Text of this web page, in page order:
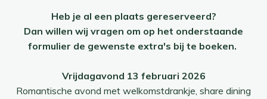
Heb je al een plaats gereserveerd?
Dan willen wij vragen om op het onderstaande
formulier de gewenste extra's bij te boeken.
Vrijdagavond 13 februari 2026
Romantische avond met welkomstdrankje, share dining